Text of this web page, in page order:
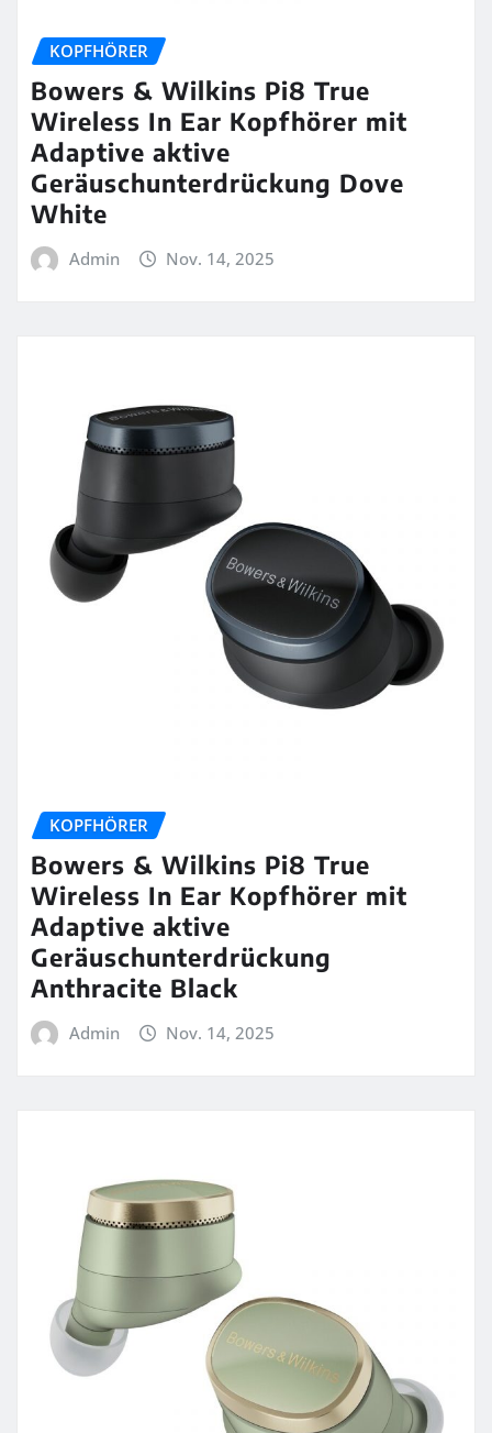
KOPFHÖRER
Bowers & Wilkins Pi8 True
Wireless In Ear Kopfhörer mit
Adaptive aktive
Geräuschunterdrückung Dove
White
Admin Nov. 14, 2025
KOPFHÖRER
Bowers & Wilkins Pi8 True
Wireless In Ear Kopfhörer mit
Adaptive aktive
Geräuschunterdrückung
Anthracite Black
Admin Nov. 14, 2025